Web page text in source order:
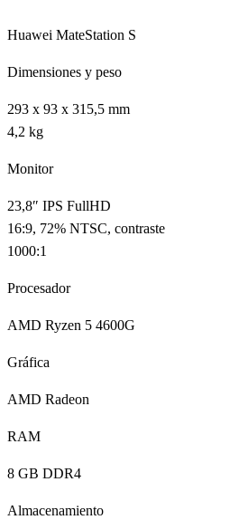
Huawei MateStation S
Dimensiones y peso
293 x 93 x 315,5 mm
4,2 kg
Monitor
23,8″ IPS FullHD
16:9, 72% NTSC, contraste
1000:1
Procesador
AMD Ryzen 5 4600G
Gráfica
AMD Radeon
RAM
8 GB DDR4
Almacenamiento